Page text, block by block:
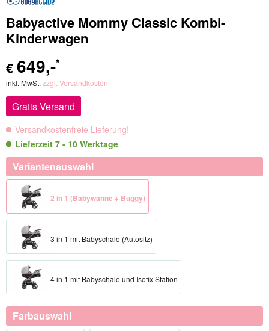
Babyactive Mommy Classic Kombi-
Kinderwagen
€ 649,-*
inkl. MwSt. zzgl. Versandkosten
Gratis Versand
Versandkostenfreie Lieferung!
Lieferzeit 7 - 10 Werktage
Variantenauswahl
2 in 1 (Babywanne + Buggy)
3 in 1 mit Babyschale (Autositz)
4 in 1 mit Babyschale und Isofix Station
Farbauswahl